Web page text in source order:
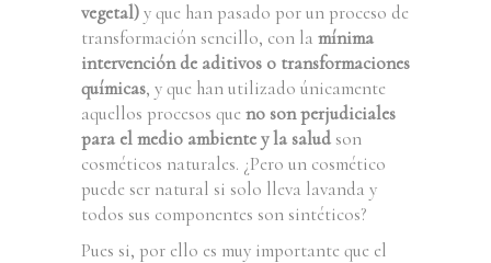
vegetal)y que han pasado por un proceso de
transformación sencillo, con la mínima
intervención de aditivos o transformaciones
químicas, y que han utilizado únicamente
aquellos procesos que no son perjudiciales
para el medio ambiente y la salud son
cosméticos naturales. ¿Pero un cosmético
puede ser natural si solo lleva lavanda y
todos sus componentes son sintéticos?
Pues si, por ello es muy importante que el